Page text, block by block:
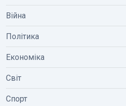
Війна
Політика
Економіка
Світ
Спорт